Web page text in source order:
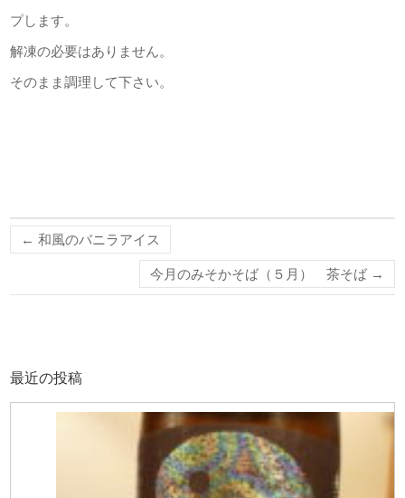
プします。
解凍の必要はありません。
そのまま調理して下さい。
← 和風のバニラアイス
今月のみそかそば（５月） 茶そば →
最近の投稿